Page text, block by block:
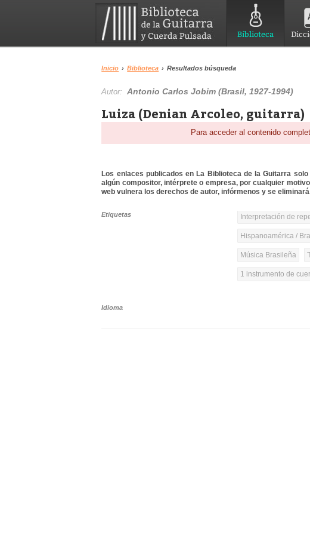
Biblioteca
Inicio › Biblioteca › Resultados búsqueda
Autor:Antonio Carlos Jobim (Brasil, 1927-1994)
Luiza (Denian Arcoleo, guitarra)
Para acceder al contenido
Los enlaces publicados en La Biblioteca de la Guitarra
algún compositor, intérprete o empresa, por cualquier
web vulnera los derechos de autor, infórmenos y se
Etiquetas Interpretación de
Hispanoamérica /
Música Brasileña
1 instrumento de
Idioma